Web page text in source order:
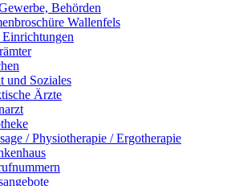
Behörden
Wallenfels
und Soziales
Ärzte
/ Physiotherapie / Ergotherapie